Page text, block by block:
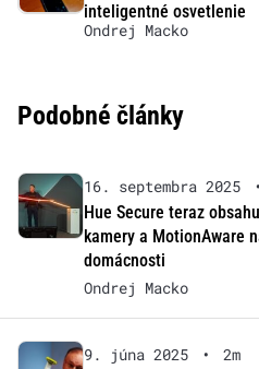
inteligentné osvetlenie
Ondrej Macko
Podobné články
16. septembra 2025 •
Hue Secure teraz
kamery a MotionAware
domácnosti
Ondrej Macko
9. júna 2025 •
2m